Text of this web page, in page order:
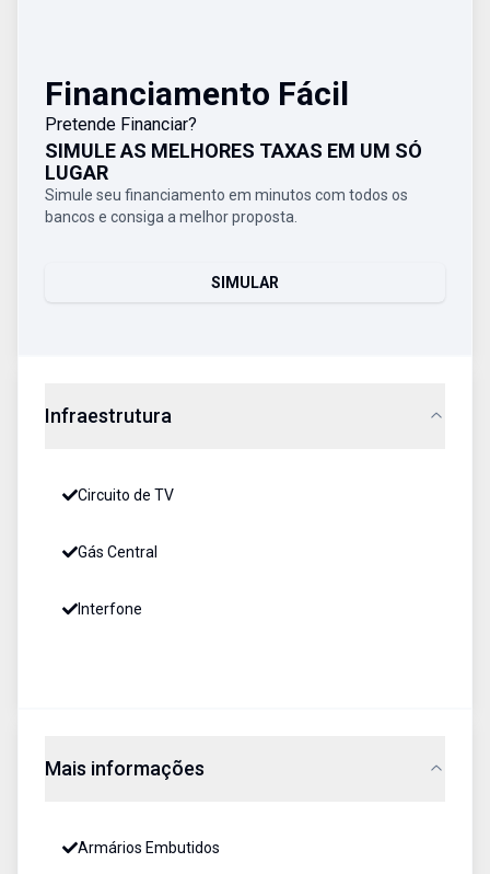
Financiamento Fácil
Pretende Financiar?
SIMULE AS MELHORES TAXAS EM UM SÓ
LUGAR
Simule seu financiamento em minutos com todos os
bancos e consiga a melhor proposta.
SIMULAR
Infraestrutura
Circuito de TV
Gás Central
Interfone
Mais informações
Armários Embutidos